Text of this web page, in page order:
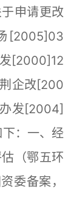
申请更改
[2005]03
[2000]12
企改[200
发[2004]
：一、经
（鄂五环
委备案，